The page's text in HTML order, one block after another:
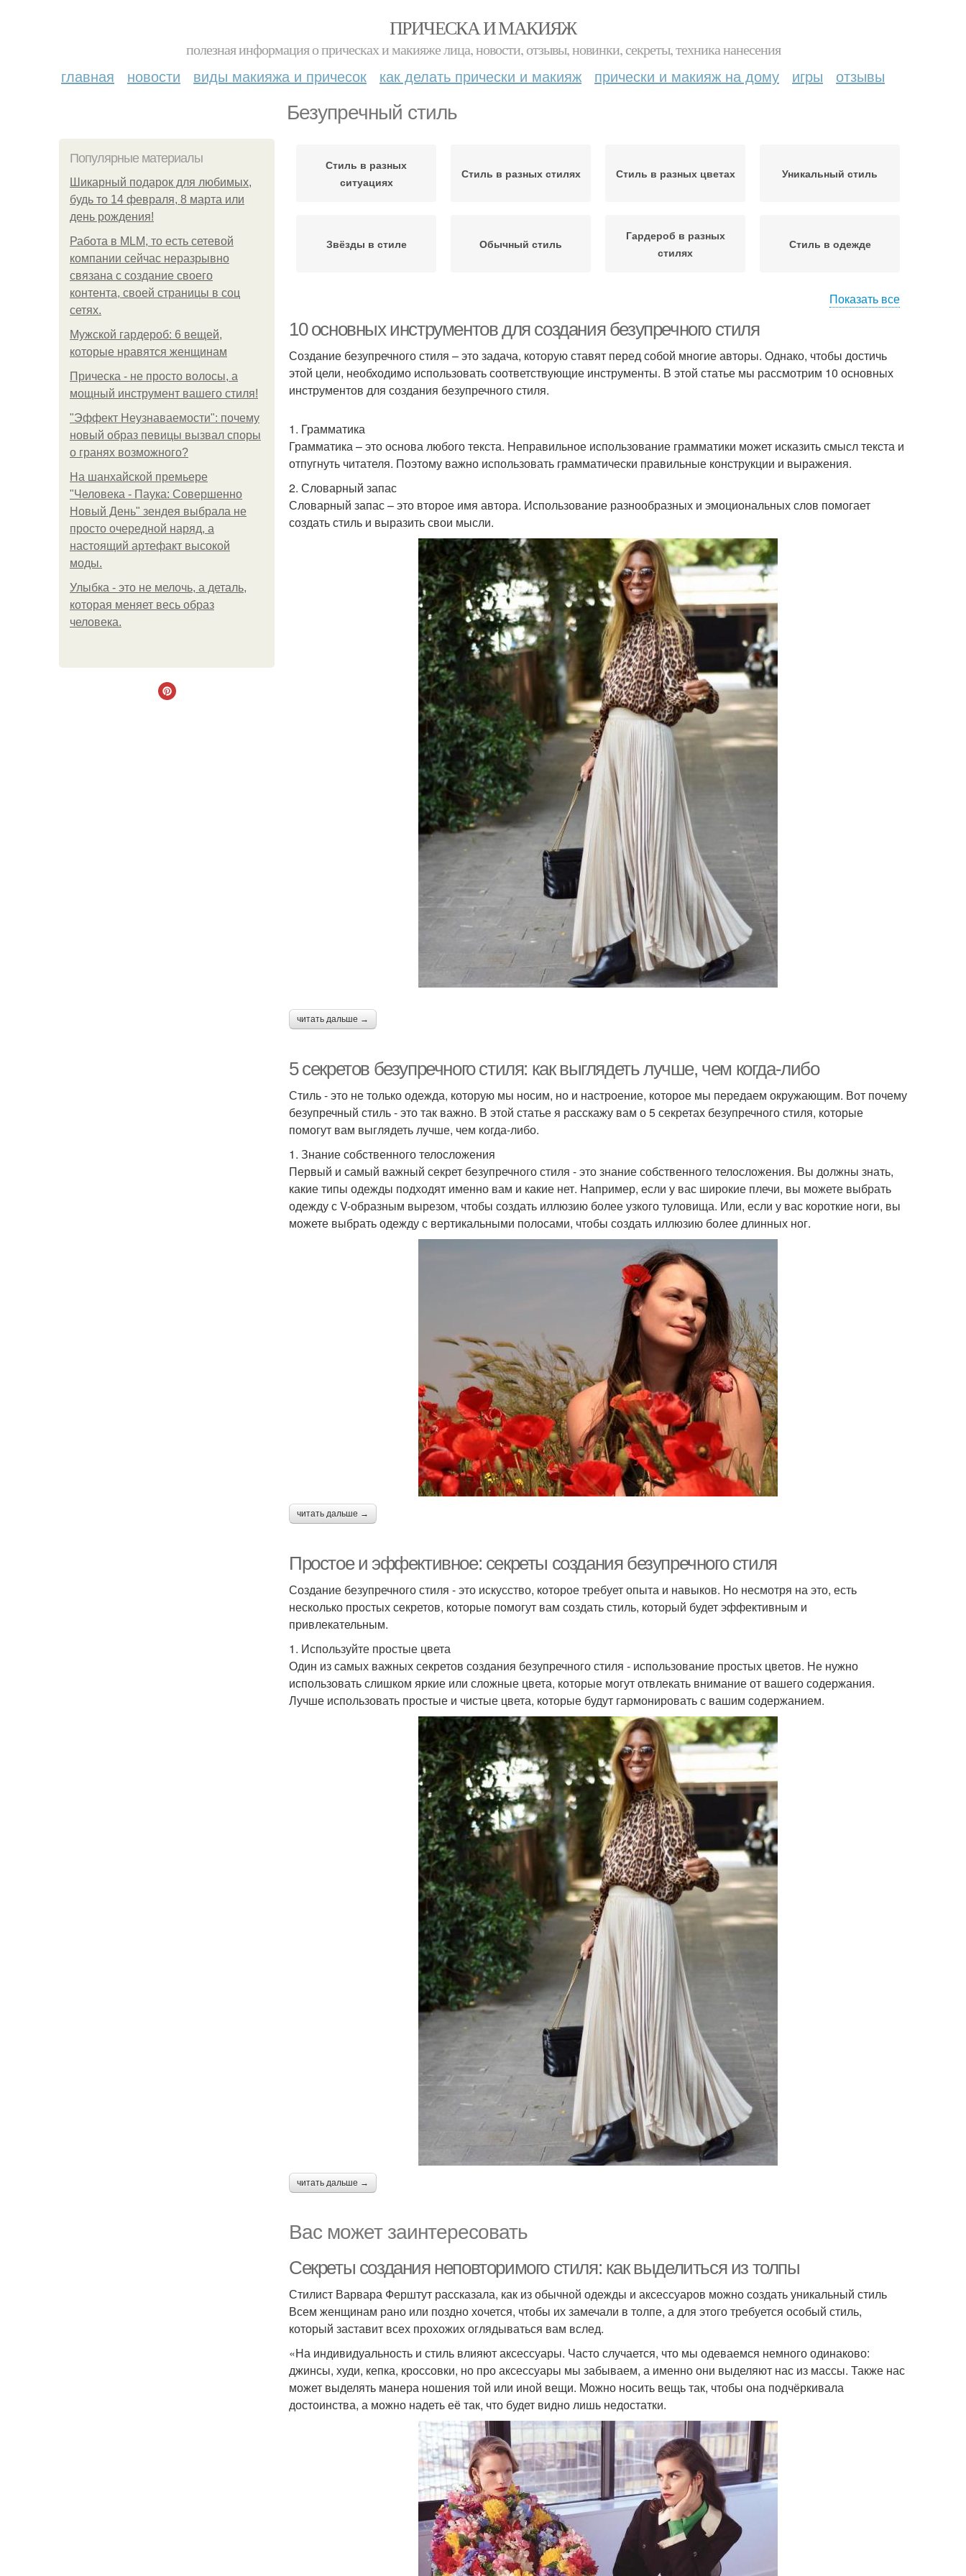
ПРИЧЕСКА И МАКИЯЖ
полезная информация о прическах и макияже лица, новости, отзывы, новинки, секреты, техника нанесения
главная новости виды макияжа и причесок как делать прически и макияж прически и макияж на дому игры отзывы
Безупречный стиль
Популярные материалы
Шикарный подарок для любимых,
будь то 14 февраля, 8 марта или
день рождения!
Работа в MLM, то есть сетевой
компании сейчас неразрывно
связана с создание своего
контента, своей страницы в соц
сетях.
Мужской гардероб: 6 вещей,
которые нравятся женщинам
Прическа - не просто волосы, а
мощный инструмент вашего стиля!
"Эффект Неузнаваемости": почему
новый образ певицы вызвал споры
о гранях возможного?
На шанхайской премьере
"Человека - Паука: Совершенно
Новый День" зендея выбрала не
просто очередной наряд, а
настоящий артефакт высокой
моды.
Улыбка - это не мелочь, а деталь,
которая меняет весь образ
человека.
Стиль в разных
ситуациях
Стиль в разных стилях Стиль в разных цветах Уникальный стиль
Звёзды в стиле Обычный стиль
Гардероб в разных
стилях
Стиль в одежде
Показать все
10 основных инструментов для создания безупречного стиля
Создание безупречного стиля – это задача, которую ставят перед собой многие авторы. Однако, чтобы достичь
этой цели, необходимо использовать соответствующие инструменты. В этой статье мы рассмотрим 10 основных
инструментов для создания безупречного стиля.
1. Грамматика
Грамматика – это основа любого текста. Неправильное использование грамматики может исказить смысл текста и
отпугнуть читателя. Поэтому важно использовать грамматически правильные конструкции и выражения.
2. Словарный запас
Словарный запас – это второе имя автора. Использование разнообразных и эмоциональных слов помогает
создать стиль и выразить свои мысли.
читать дальше →
5 секретов безупречного стиля: как выглядеть лучше, чем когда-либо
Стиль - это не только одежда, которую мы носим, но и настроение, которое мы передаем окружающим. Вот почему
безупречный стиль - это так важно. В этой статье я расскажу вам о 5 секретах безупречного стиля, которые
помогут вам выглядеть лучше, чем когда-либо.
1. Знание собственного телосложения
Первый и самый важный секрет безупречного стиля - это знание собственного телосложения. Вы должны знать,
какие типы одежды подходят именно вам и какие нет. Например, если у вас широкие плечи, вы можете выбрать
одежду с V-образным вырезом, чтобы создать иллюзию более узкого туловища. Или, если у вас короткие ноги, вы
можете выбрать одежду с вертикальными полосами, чтобы создать иллюзию более длинных ног.
читать дальше →
Простое и эффективное: секреты создания безупречного стиля
Создание безупречного стиля - это искусство, которое требует опыта и навыков. Но несмотря на это, есть
несколько простых секретов, которые помогут вам создать стиль, который будет эффективным и
привлекательным.
1. Используйте простые цвета
Один из самых важных секретов создания безупречного стиля - использование простых цветов. Не нужно
использовать слишком яркие или сложные цвета, которые могут отвлекать внимание от вашего содержания.
Лучше использовать простые и чистые цвета, которые будут гармонировать с вашим содержанием.
читать дальше →
Вас может заинтересовать
Секреты создания неповторимого стиля: как выделиться из толпы
Стилист Варвара Ферштут рассказала, как из обычной одежды и аксессуаров можно создать уникальный стиль
Всем женщинам рано или поздно хочется, чтобы их замечали в толпе, а для этого требуется особый стиль,
который заставит всех прохожих оглядываться вам вслед.
«На индивидуальность и стиль влияют аксессуары. Часто случается, что мы одеваемся немного одинаково:
джинсы, худи, кепка, кроссовки, но про аксессуары мы забываем, а именно они выделяют нас из массы. Также нас
может выделять манера ношения той или иной вещи. Можно носить вещь так, чтобы она подчёркивала
достоинства, а можно надеть её так, что будет видно лишь недостатки.